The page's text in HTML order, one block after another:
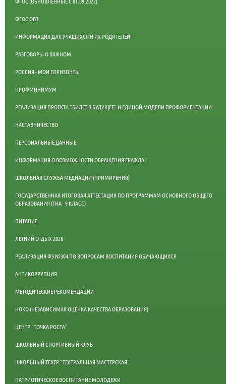
ФГОС ОВЗ
ИНФОРМАЦИЯ ДЛЯ УЧАЩИХСЯ И ИХ РОДИТЕЛЕЙ
РАЗГОВОРЫ О ВАЖНОМ
РОССИЯ - МОИ ГОРИЗОНТЫ
ПРОФМИНИМУМ
РЕАЛИЗАЦИЯ ПРОЕКТА "БИЛЕТ В БУДУЩЕЕ" И ЕДИНОЙ МОДЕЛИ ПРОФОРИЕНТАЦИИ
НАСТАВНИЧЕСТВО
ПЕРСОНАЛЬНЫЕ ДАННЫЕ
ИНФОРМАЦИЯ О ВОЗМОЖНОСТИ ОБРАЩЕНИЯ ГРАЖДАН
ШКОЛЬНАЯ СЛУЖБА МЕДИАЦИИ (ПРИМИРЕНИЯ)
ГОСУДАРСТВЕННАЯ ИТОГОВАЯ АТТЕСТАЦИЯ ПО ПРОГРАММАМ ОСНОВНОГО ОБЩЕГО
ОБРАЗОВАНИЯ (ГИА - 9 КЛАСС)
ПИТАНИЕ
ЛЕТНИЙ ОТДЫХ 2026
РЕАЛИЗАЦИЯ ФЗ №304 ПО ВОПРОСАМ ВОСПИТАНИЯ ОБУЧАЮЩИХСЯ
АНТИКОРРУПЦИЯ
МЕТОДИЧЕСКИЕ РЕКОМЕНДАЦИИ
НОКО (НЕЗАВИСИМАЯ ОЦЕНКА КАЧЕСТВА ОБРАЗОВАНИЯ)
ЦЕНТР "ТОЧКА РОСТА"
ШКОЛЬНЫЙ СПОРТИВНЫЙ КЛУБ
ШКОЛЬНЫЙ ТЕАТР "ТЕАТРАЛЬНАЯ МАСТЕРСКАЯ"
ПАТРИОТИЧЕСКОЕ ВОСПИТАНИЕ МОЛОДЕЖИ